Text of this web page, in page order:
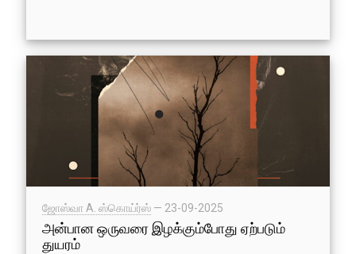
ஜோஸ்வா A. ஸ்கொய்ர்ஸ் — 23-09-2025
அன்பான ஒருவரை இழக்கும்போது ஏற்படும்
துயரம்